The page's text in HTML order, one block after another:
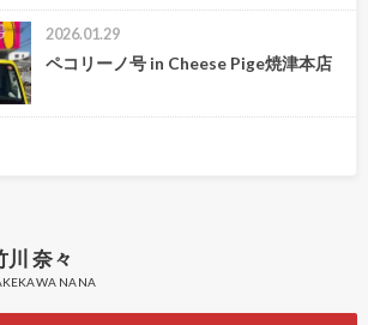
2026.01.29
ペコリーノ号 in Cheese Pige焼津本店
川 奈々
NANA